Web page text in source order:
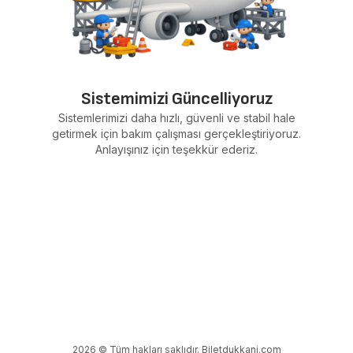
Sistemimizi Güncelliyoruz
Sistemlerimizi daha hızlı, güvenli ve stabil hale
getirmek için bakım çalışması gerçekleştiriyoruz.
Anlayışınız için teşekkür ederiz.
2026 © Tüm hakları saklıdır. Biletdukkani.com